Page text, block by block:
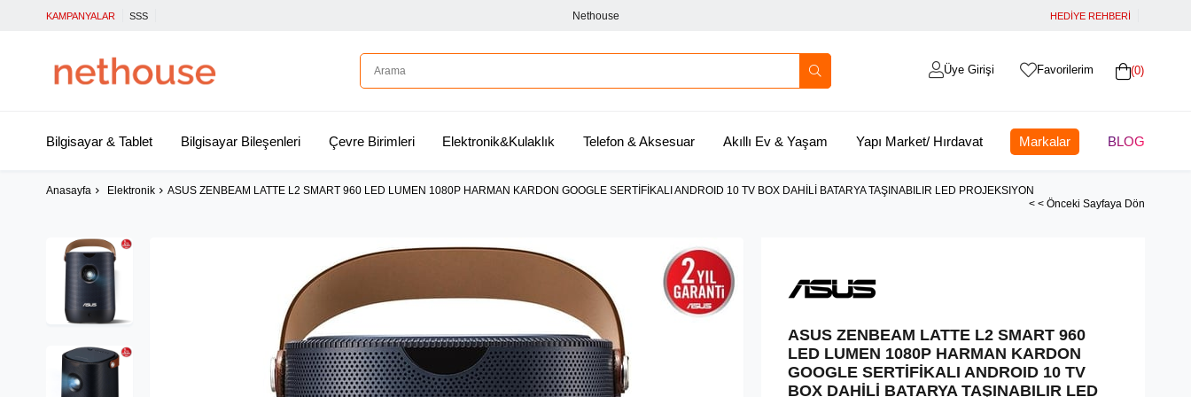
KAMPANYALAR SSS Nethouse HEDİYE REHBERİ
0
Favorilerim
Üye Girişi
Bilgisayar & Tablet Bilgisayar Bileşenleri Çevre Birimleri Elektronik&Kulaklık Telefon & Aksesuar Akıllı Ev & Yaşam Yapı Market/ Hırdavat Markalar BLOG
Anasayfa Elektronik
ASUS ZENBEAM LATTE L2 SMART 960 LED LUMEN 1080P HARMAN KARDON GOOGLE SERTİFİKALI ANDROID 10 TV BOX DAHİLİ BATARYA TAŞINABILIR LED PROJEKSIYON
< < Önceki Sayfaya Dön
ASUS ZENBEAM LATTE L2 SMART 960
LED LUMEN 1080P HARMAN KARDON
GOOGLE SERTİFİKALI ANDROID 10 TV
BOX DAHİLİ BATARYA TAŞINABILIR LED